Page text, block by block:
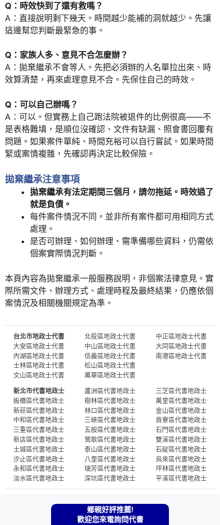
Q：時效快到了還有救嗎？
A：直接說明剩下幾天。時間越少能補的洞就越少。先讓
這邊幫您判斷最緊急的事。
Q：家族人多、意見不合怎麼辦？
A：拋棄繼承不會等人。先把必須辦的人名單拉出來、時
效算清楚，再來處理意見不合。先保住自己的時效。
Q：可以自己辦嗎？
A：可以。但實務上自己跑法院被退件的比例很高——不
是表格難填，是順位沒確認、文件有缺漏、照會書回覆有
問題。如果案件單純、時間充裕可以自行嘗試。如果時間
緊或案情複雜，先確認再決定比較保險。
拋棄繼承注意事項
拋棄繼承有法定期間三個月，請勿拖延。時效過了
就是負債。
每件案件情況不同，並非所有案件都可用相同方式
處理。
是否可辦理、如何辦理、需準備哪些資料，仍需依
個案實際情況判斷。
本頁內容為拋棄繼承一般服務說明，非個案法律意見。實
際所需文件、辦理方式、處理時程及最終結果，仍應依個
案情況及相關機關規定為準。
台北市地政士代書
大安區地政士代書
內湖區地政士代書
士林區地政士代書
文山區地政士代書
北投區地政士代書
中山區地政士代書
信義區地政士代書
松山區地政士代書
萬華區地政士代書
中正區地政士代書
大同區地政士代書
南港區地政士代書
新北市代書地政士
板橋區代書地政士
新莊區代書地政士
中和區代書地政士
三重區代書地政士
新店區代書地政士
土城區代書地政士
汐止區代書地政士
永和區代書地政士
淡水區代書地政士
蘆洲區代書地政士
樹林區代書地政士
林口區代書地政士
三峽區代書地政士
五股區代書地政士
鶯歌區代書地政士
泰山區代書地政士
八里區代書地政士
瑞芳區代書地政士
深坑區代書地政士
三芝區代書地政士
萬里區代書地政士
金山區代書地政士
貢寮區代書地政士
石門區代書地政士
雙溪區代書地政士
石碇區代書地政士
烏來區代書地政士
坪林區代書地政士
平溪區代書地政士
鄉親好評推薦!
歡迎您來電詢問代書